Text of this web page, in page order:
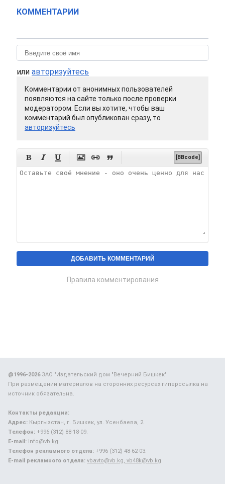
КОММЕНТАРИИ
или авторизуйтесь
Комментарии от анонимных пользователей
появляются на сайте только после проверки
модератором. Если вы хотите, чтобы ваш
комментарий был опубликован сразу, то
авторизуйтесь
      [BBcode]
Правила комментирования
@1996-2026ЗАО "Издательский дом "Вечерний Бишкек"
При размещении материалов на сторонних ресурсах гиперссылка на
источник обязательна.
Контакты редакции:
Адрес: Кыргызстан, г. Бишкек, ул. Усенбаева, 2.
Телефон: +996 (312) 88-18-09.
E-mail: info@vb.kg
Телефон рекламного отдела: +996 (312) 48-62-03.
E-mail рекламного отдела: vbavto@vb.kg, vb48k@vb.kg